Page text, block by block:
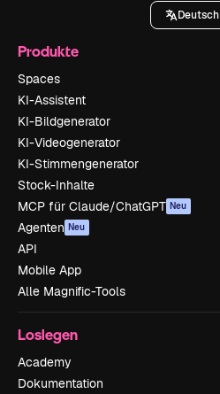
Deutsch
Produkte
Spaces
KI-Assistent
KI-Bildgenerator
KI-Videogenerator
KI-Stimmengenerator
Stock-Inhalte
MCP für Claude/ChatGPT Neu
Agenten Neu
API
Mobile App
Alle Magnific-Tools
Loslegen
Academy
Dokumentation